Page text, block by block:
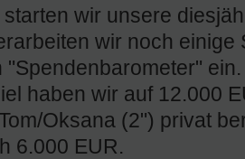
wir unsere
wir noch einige
"Spendenbarometer" ein.
haben wir auf 12.000
Oksana (2") privat
6.000 EUR.